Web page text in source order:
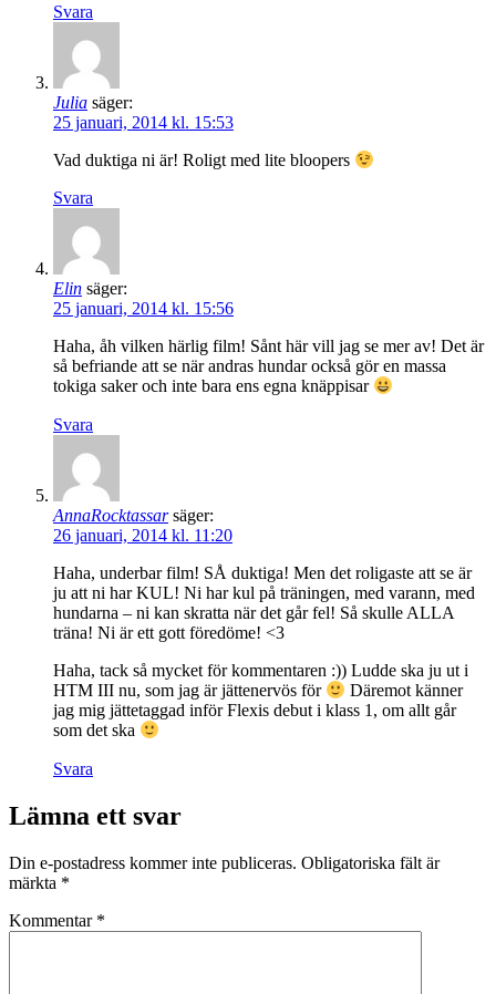
Svara
Julia säger:
25 januari, 2014 kl. 15:53
Vad duktiga ni är! Roligt med lite bloopers
Svara
Elin säger:
25 januari, 2014 kl. 15:56
Haha, åh vilken härlig film! Sånt här vill jag se mer av! Det är
så befriande att se när andras hundar också gör en massa
tokiga saker och inte bara ens egna knäppisar
Svara
AnnaRocktassar säger:
26 januari, 2014 kl. 11:20
Haha, underbar film! SÅ duktiga! Men det roligaste att se är
ju att ni har KUL! Ni har kul på träningen, med varann, med
hundarna – ni kan skratta när det går fel! Så skulle ALLA
träna! Ni är ett gott föredöme! <3
Haha, tack så mycket för kommentaren :)) Ludde ska ju ut i
HTM III nu, som jag är jättenervös för
Däremot känner
jag mig jättetaggad inför Flexis debut i klass 1, om allt går
som det ska
Svara
Lämna ett svar
Din e-postadress kommer inte publiceras. Obligatoriska fält är
märkta *
Kommentar *